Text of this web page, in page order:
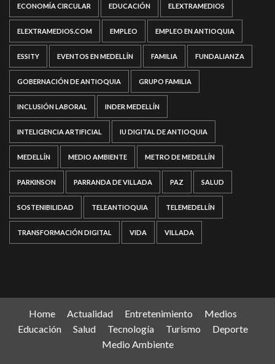
ECONOMÍA CIRCULAR EDUCACIÓN ELEXTRAMEDIOS
ELEXTRAMEDIOS.COM EMPLEO EMPLEO EN ANTIOQUIA
ESSITY EVENTOS EN MEDELLÍN FAMILIA FUNDALIANZA
GOBERNACIÓN DE ANTIOQUIA GRUPO FAMILIA
INCLUSIÓN LABORAL INDER MEDELLÍN
INTELIGENCIA ARTIFICIAL IU DIGITAL DE ANTIOQUIA
MEDELLÍN MEDIO AMBIENTE METRO DE MEDELLÍN
PARKINSON PARRANDA DE VILLADA PAZ SALUD
SOSTENIBILIDAD TELEANTIOQUIA TELEMEDELLÍN
TRANSFORMACIÓN DIGITAL VIDA VILLADA
Home Actualidad Entretenimiento
Medios
Educación
Salud Tecnología Turismo
Deporte
Medio Ambiente